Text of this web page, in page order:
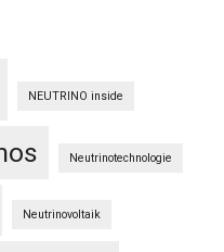
NEUTRINO inside
Neutrinotechnologie
Neutrinovoltaik